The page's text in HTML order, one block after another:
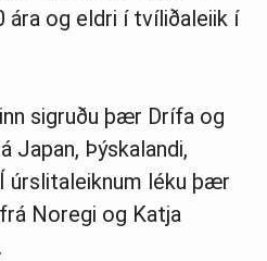
ára og eldri í tvíliðaleiik í
sigruðu þær Drífa og
Japan, Þýskalandi,
úrslitaleiknum léku þær
Noregi og Katja